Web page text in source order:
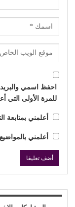
احفظ اسمي
للمرة الأولى التي
أعلمني بمتابعة
أعلمني